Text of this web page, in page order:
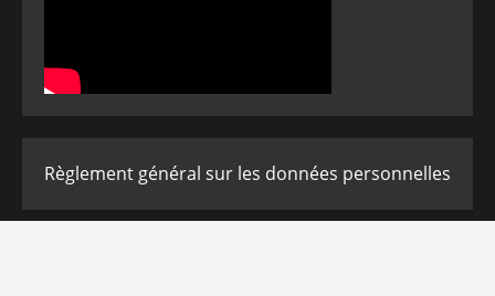
Règlement général sur les données personnelles